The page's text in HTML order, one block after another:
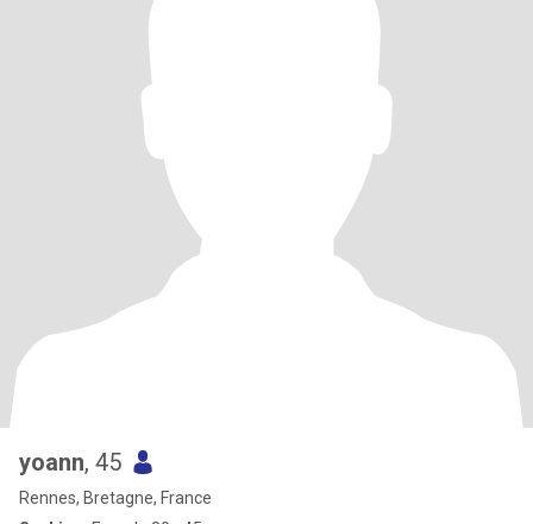
yoann, 45
Rennes, Bretagne, France